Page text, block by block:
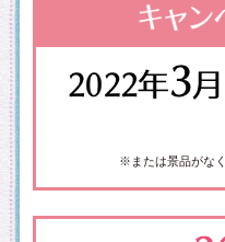
※または景品がな